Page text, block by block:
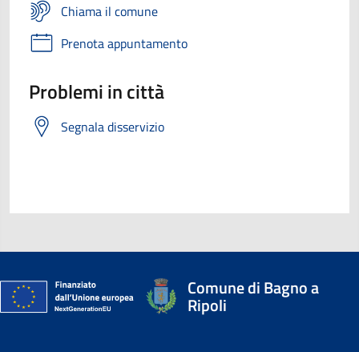
Chiama il comune
Prenota appuntamento
Problemi in città
Segnala disservizio
Comune di Bagno a
Ripoli